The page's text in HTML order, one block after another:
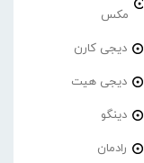
مکس
دیجی کارن
دیجی هیت
دینگو
رادمان